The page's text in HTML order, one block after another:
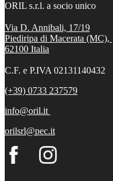
ORIL s.r.l. a socio unico
Via D. Annibali, 17/19
Piediripa di Macerata (MC),
62100 Italia
C.F. e P.IVA 02131140432
(+39) 0733 237579
info@oril.it
orilsrl@pec.it